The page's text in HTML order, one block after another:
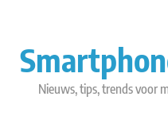
content
Nieuws, tips, trends voor